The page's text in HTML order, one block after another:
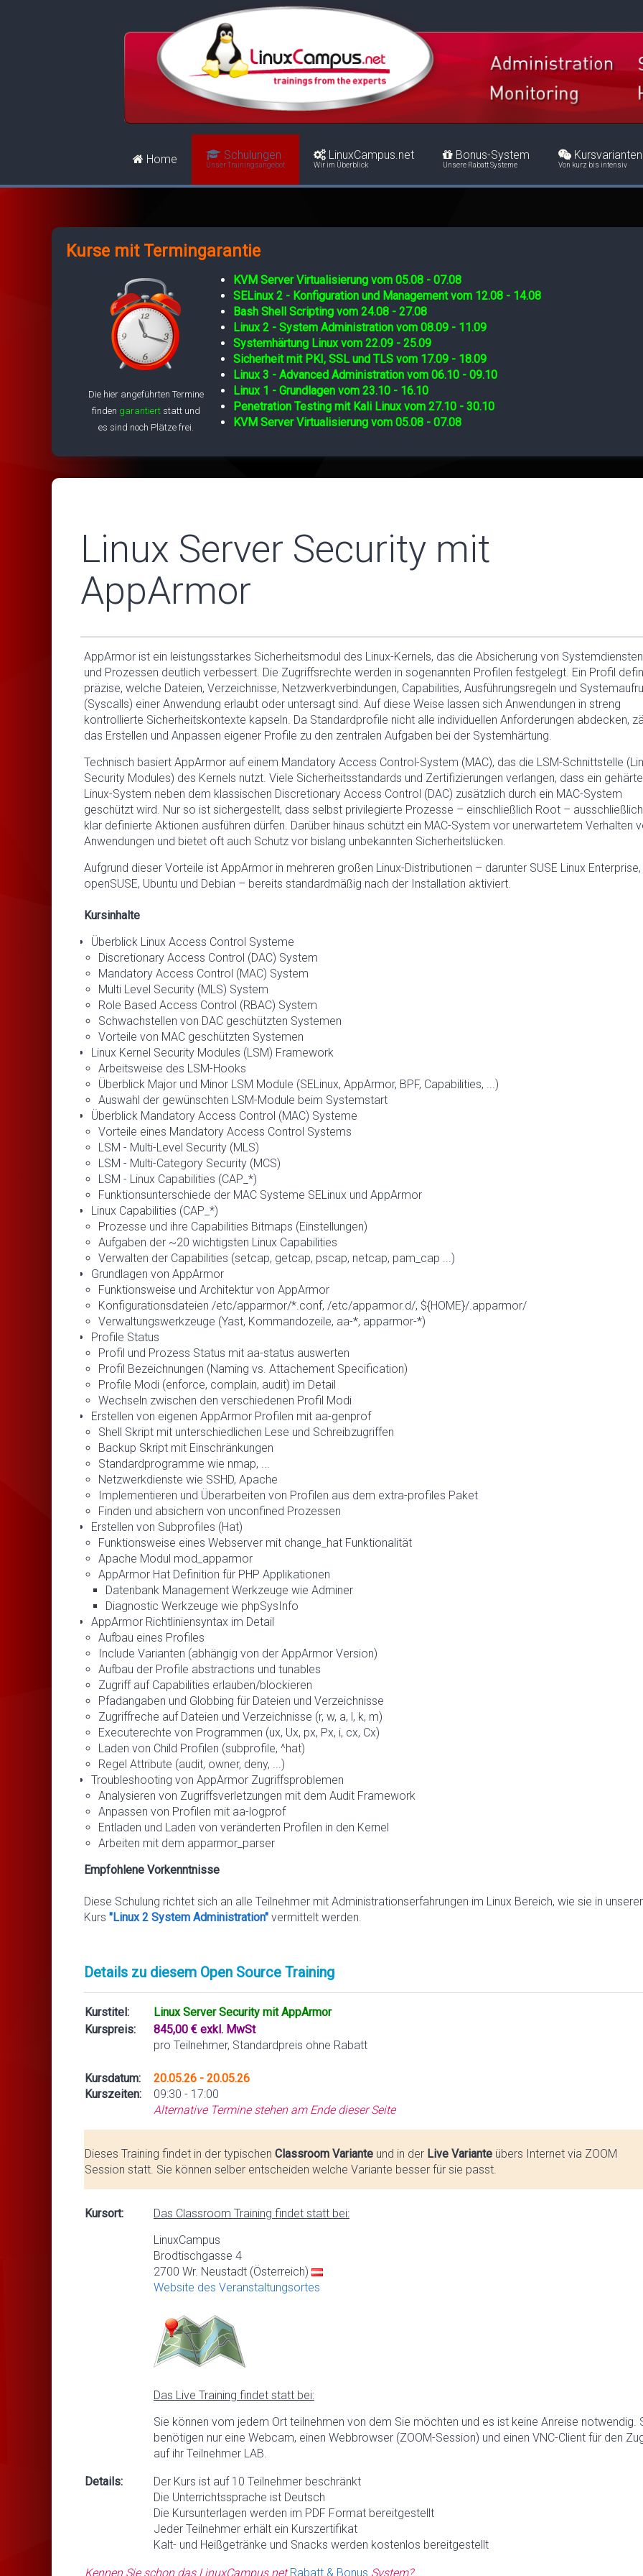
Home Schulungen
Unser Trainingsangebot
LinuxCampus.net
Wir im Überblick
Bonus-System
Unsere Rabatt Systeme
Kursvarianten
Von kurz bis intensiv
Kurse mit Termingarantie
Die hier angeführten Termine
finden garantiert statt und
es sind noch Plätze frei.
KVM Server Virtualisierung vom 05.08 - 07.08
SELinux 2 - Konfiguration und Management vom 12.08 - 14.08
Bash Shell Scripting vom 24.08 - 27.08
Linux 2 - System Administration vom 08.09 - 11.09
Systemhärtung Linux vom 22.09 - 25.09
Sicherheit mit PKI, SSL und TLS vom 17.09 - 18.09
Linux 3 - Advanced Administration vom 06.10 - 09.10
Linux 1 - Grundlagen vom 23.10 - 16.10
Penetration Testing mit Kali Linux vom 27.10 - 30.10
KVM Server Virtualisierung vom 05.08 - 07.08
Linux Server Security mit
AppArmor
AppArmor ist ein leistungsstarkes Sicherheitsmodul des Linux-Kernels, das die Absicherung von Systemdiensten
und Prozessen deutlich verbessert. Die Zugriffsrechte werden in sogenannten Profilen festgelegt. Ein Profil
präzise, welche Dateien, Verzeichnisse, Netzwerkverbindungen, Capabilities, Ausführungsregeln und
(Syscalls) einer Anwendung erlaubt oder untersagt sind. Auf diese Weise lassen sich Anwendungen in streng
kontrollierte Sicherheitskontexte kapseln. Da Standardprofile nicht alle individuellen Anforderungen abdecken,
das Erstellen und Anpassen eigener Profile zu den zentralen Aufgaben bei der Systemhärtung.
Technisch basiert AppArmor auf einem Mandatory Access Control-System (MAC), das die LSM-Schnittstelle
Security Modules) des Kernels nutzt. Viele Sicherheitsstandards und Zertifizierungen verlangen, dass ein
Linux-System neben dem klassischen Discretionary Access Control (DAC) zusätzlich durch ein MAC-System
geschützt wird. Nur so ist sichergestellt, dass selbst privilegierte Prozesse – einschließlich Root – ausschließlich
klar definierte Aktionen ausführen dürfen. Darüber hinaus schützt ein MAC-System vor unerwartetem Verhalten
Anwendungen und bietet oft auch Schutz vor bislang unbekannten Sicherheitslücken.
Aufgrund dieser Vorteile ist AppArmor in mehreren großen Linux-Distributionen – darunter SUSE Linux Enterprise,
openSUSE, Ubuntu und Debian – bereits standardmäßig nach der Installation aktiviert.
Kursinhalte
Überblick Linux Access Control Systeme
Discretionary Access Control (DAC) System
Mandatory Access Control (MAC) System
Multi Level Security (MLS) System
Role Based Access Control (RBAC) System
Schwachstellen von DAC geschützten Systemen
Vorteile von MAC geschützten Systemen
Linux Kernel Security Modules (LSM) Framework
Arbeitsweise des LSM-Hooks
Überblick Major und Minor LSM Module (SELinux, AppArmor, BPF, Capabilities, ...)
Auswahl der gewünschten LSM-Module beim Systemstart
Überblick Mandatory Access Control (MAC) Systeme
Vorteile eines Mandatory Access Control Systems
LSM - Multi-Level Security (MLS)
LSM - Multi-Category Security (MCS)
LSM - Linux Capabilities (CAP_*)
Funktionsunterschiede der MAC Systeme SELinux und AppArmor
Linux Capabilities (CAP_*)
Prozesse und ihre Capabilities Bitmaps (Einstellungen)
Aufgaben der ~20 wichtigsten Linux Capabilities
Verwalten der Capabilities (setcap, getcap, pscap, netcap, pam_cap ...)
Grundlagen von AppArmor
Funktionsweise und Architektur von AppArmor
Konfigurationsdateien /etc/apparmor/*.conf, /etc/apparmor.d/, ${HOME}/.apparmor/
Verwaltungswerkzeuge (Yast, Kommandozeile, aa-*, apparmor-*)
Profile Status
Profil und Prozess Status mit aa-status auswerten
Profil Bezeichnungen (Naming vs. Attachement Specification)
Profile Modi (enforce, complain, audit) im Detail
Wechseln zwischen den verschiedenen Profil Modi
Erstellen von eigenen AppArmor Profilen mit aa-genprof
Shell Skript mit unterschiedlichen Lese und Schreibzugriffen
Backup Skript mit Einschränkungen
Standardprogramme wie nmap, ...
Netzwerkdienste wie SSHD, Apache
Implementieren und Überarbeiten von Profilen aus dem extra-profiles Paket
Finden und absichern von unconfined Prozessen
Erstellen von Subprofiles (Hat)
Funktionsweise eines Webserver mit change_hat Funktionalität
Apache Modul mod_apparmor
AppArmor Hat Definition für PHP Applikationen
Datenbank Management Werkzeuge wie Adminer
Diagnostic Werkzeuge wie phpSysInfo
AppArmor Richtliniensyntax im Detail
Aufbau eines Profiles
Include Varianten (abhängig von der AppArmor Version)
Aufbau der Profile abstractions und tunables
Zugriff auf Capabilities erlauben/blockieren
Pfadangaben und Globbing für Dateien und Verzeichnisse
Zugriffreche auf Dateien und Verzeichnisse (r, w, a, l, k, m)
Executerechte von Programmen (ux, Ux, px, Px, i, cx, Cx)
Laden von Child Profilen (subprofile, ^hat)
Regel Attribute (audit, owner, deny, ...)
Troubleshooting von AppArmor Zugriffsproblemen
Analysieren von Zugriffsverletzungen mit dem Audit Framework
Anpassen von Profilen mit aa-logprof
Entladen und Laden von veränderten Profilen in den Kernel
Arbeiten mit dem apparmor_parser
Empfohlene Vorkenntnisse
Diese Schulung richtet sich an alle Teilnehmer mit Administrationserfahrungen im Linux Bereich, wie sie in
Kurs "Linux 2 System Administration" vermittelt werden.
Details zu diesem Open Source Training
Kurstitel:
Linux Server Security mit AppArmor
Kurspreis:
845,00 € exkl. MwSt
pro Teilnehmer, Standardpreis ohne Rabatt
Kursdatum:
Kurszeiten:
20.05.26 - 20.05.26
09:30 - 17:00
Alternative Termine stehen am Ende dieser Seite
Dieses Training findet in der typischen Classroom Variante und in der Live Variante übers Internet via ZOOM
Session statt. Sie können selber entscheiden welche Variante besser für sie passt.
Kursort:
Das Classroom Training findet statt bei:
LinuxCampus
Brodtischgasse 4
2700 Wr. Neustadt (Österreich)
Website des Veranstaltungsortes
Das Live Training findet statt bei:
Sie können vom jedem Ort teilnehmen von dem Sie möchten und es ist keine Anreise notwendig.
benötigen nur eine Webcam, einen Webbrowser (ZOOM-Session) und einen VNC-Client für den
auf ihr Teilnehmer LAB.
Details:
Der Kurs ist auf 10 Teilnehmer beschränkt
Die Unterrichtssprache ist Deutsch
Die Kursunterlagen werden im PDF Format bereitgestellt
Jeder Teilnehmer erhält ein Kurszertifikat
Kalt- und Heißgetränke und Snacks werden kostenlos bereitgestellt
Kennen Sie schon das LinuxCampus.netRabatt & Bonus System?